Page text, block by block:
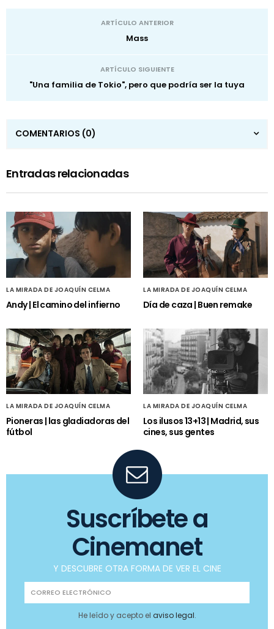
ARTÍCULO ANTERIOR
Mass
ARTÍCULO SIGUIENTE
"Una familia de Tokio", pero que podría ser la tuya
COMENTARIOS (0)
Entradas relacionadas
LA MIRADA DE JOAQUÍN CELMA
Andy | El camino del infierno
LA MIRADA DE JOAQUÍN CELMA
Día de caza | Buen remake
LA MIRADA DE JOAQUÍN CELMA
Pioneras | las gladiadoras del
fútbol
LA MIRADA DE JOAQUÍN CELMA
Los ilusos 13+13 | Madrid, sus
cines, sus gentes
Suscríbete a
Cinemanet
Y DESCUBRE OTRA FORMA DE VER EL CINE
He leído y acepto el aviso legal.